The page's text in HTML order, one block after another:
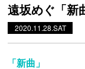
遠坂めぐ「新
2020.11.28.SAT
「新曲」